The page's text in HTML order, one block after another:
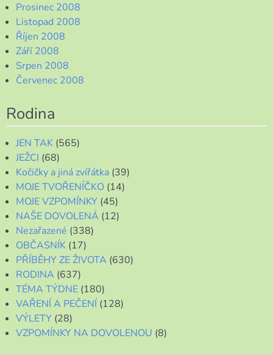
Prosinec 2008
Listopad 2008
Říjen 2008
Září 2008
Srpen 2008
Červenec 2008
Rodina
JEN TAK (565)
JEŽCI (68)
Kočičky a jiná zvířátka (39)
MOJE TVOŘENÍČKO (14)
MOJE VZPOMÍNKY (45)
NAŠE DOVOLENÁ (12)
Nezařazené (338)
OBČASNÍK (17)
PŘÍBĚHY ZE ŽIVOTA (630)
RODINA (637)
TÉMA TÝDNE (180)
VAŘENÍ A PEČENÍ (128)
VÝLETY (28)
VZPOMÍNKY NA DOVOLENOU (8)